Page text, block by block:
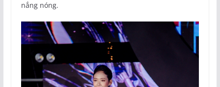
nắng nóng.